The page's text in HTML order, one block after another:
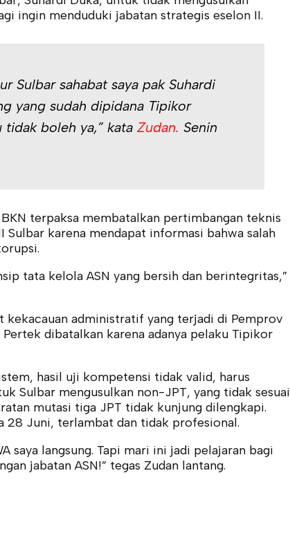
ingin menduduki jabatan strategis eselon II.
Sulbar sahabat saya pak Suhardi
yang sudah dipidana Tipikor
boleh ya,” kata Zudan. Senin
terpaksa membatalkan pertimbangan teknis
karena mendapat informasi bahwa salah
tata kelola ASN yang bersih dan berintegritas,”
kekacauan administratif yang terjadi di Pemprov
dibatalkan karena adanya pelaku Tipikor
hasil uji kompetensi tidak valid, harus
Sulbar mengusulkan non-JPT, yang tidak sesuai
mutasi tiga JPT tidak kunjung dilengkapi.
28 Juni, terlambat dan tidak profesional.
saya langsung. Tapi mari ini jadi pelajaran bagi
jabatan ASN!” tegas Zudan lantang.